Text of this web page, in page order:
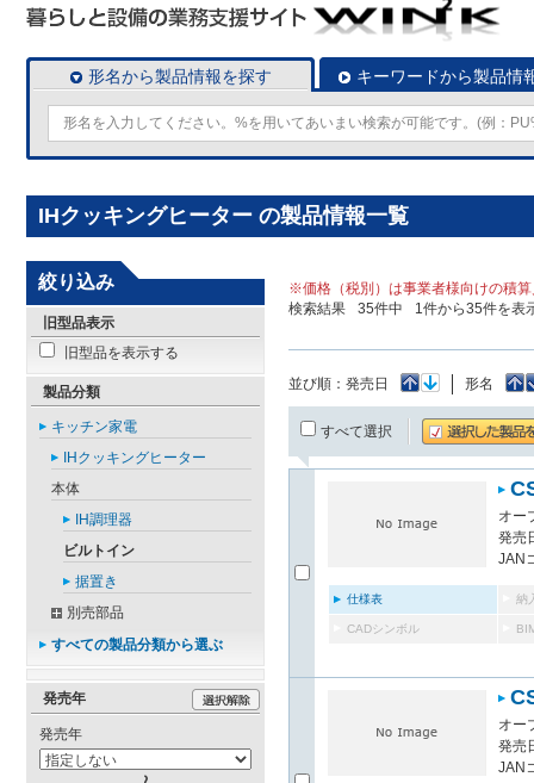
形名から製品情報を探す キーワードから製品情
IHクッキングヒーター の製品情報一覧
※価格（税別）は事業者様向けの積
検索結果
35件中 1件から35件を表
並び順： 発売日 形名
すべて選択
オー
発売
JAN
仕様表 納
CADシンボル
オー
発売
JAN
絞り込み
旧型品表示
旧型品を表示する
製品分類
キッチン家電
IHクッキングヒーター
本体
IH調理器
ビルトイン
据置き
別売部品
すべての製品分類から選ぶ
発売年
発売年